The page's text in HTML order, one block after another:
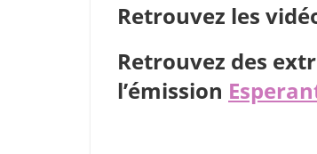
Retrouvez les
Retrouvez des
l’émission